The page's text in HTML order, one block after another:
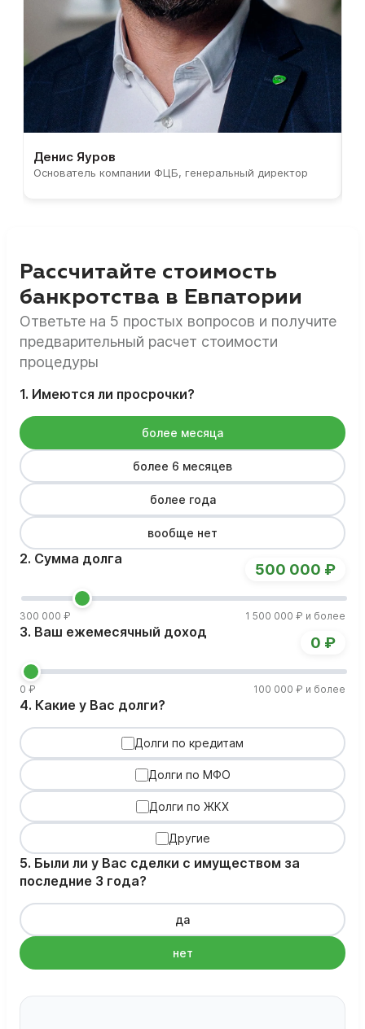
Денис Яуров
Основатель компании ФЦБ, генеральный директор
Рассчитайте стоимость
банкротства в Евпатории
Ответьте на 5 простых вопросов и получите
предварительный расчет стоимости
процедуры
1. Имеются ли просрочки?
более месяца
более 6 месяцев
более года
вообще нет
2. Сумма долга
300 000 ₽ 1 500 000 ₽ и более
500 000 ₽
3. Ваш ежемесячный доход
0 ₽ 100 000 ₽ и более
0 ₽
4. Какие у Вас долги?
Долги по кредитам
Долги по МФО
Долги по ЖКХ
Другие
5. Были ли у Вас сделки с имуществом за
последние 3 года?
да
нет